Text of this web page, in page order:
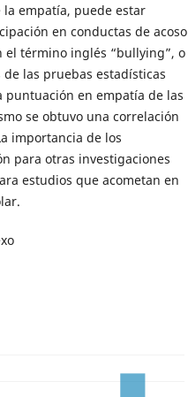
empatía, puede estar
en conductas de acoso
el término inglés “bullying”, o
las pruebas estadísticas
en empatía de las
se obtuvo una correlación
importancia de los
para otras investigaciones
estudios que acometan en